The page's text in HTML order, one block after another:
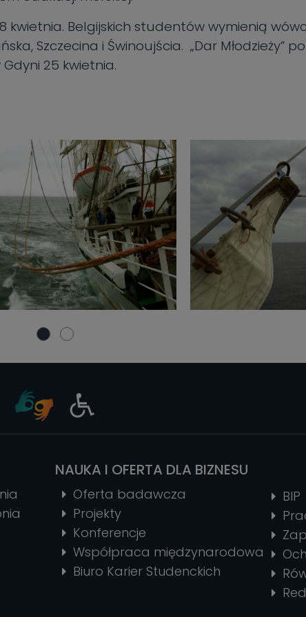
Belgijskich studentów wymienią
Szczecina i Świnoujścia. „Dar Młodzieży”
25 kwietnia.
NAUKA I OFERTA DLA BIZNESU
Oferta badawcza
Projekty
Konferencje
Współpraca międzynarodowa
Biuro Karier Studenckich
BIP